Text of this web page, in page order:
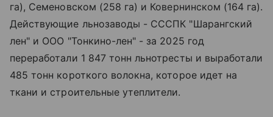
га), Семеновском (258 га) и Ковернинском (164 га).
Действующие льнозаводы - СССПК "Шарангский
лен" и ООО "Тонкино-лен" - за 2025 год
переработали 1 847 тонн льнотресты и выработали
485 тонн короткого волокна, которое идет на
ткани и строительные утеплители.